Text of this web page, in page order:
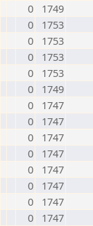
0
1749
0
1753
0
1753
0
1753
0
1753
0
1749
0
1747
0
1747
0
1747
0
1747
0
1747
0
1747
0
1747
0
1747